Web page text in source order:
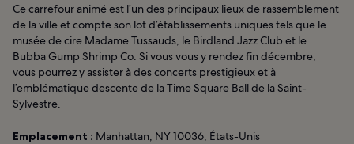
Ce carrefour animé est l’un des principaux lieux de rassemblement
de la ville et compte son lot d’établissements uniques tels que le
musée de cire Madame Tussauds, le Birdland Jazz Club et le
Bubba Gump Shrimp Co. Si vous vous y rendez fin décembre,
vous pourrez y assister à des concerts prestigieux et à
l’emblématique descente de la Time Square Ball de la Saint-
Sylvestre.
Emplacement : Manhattan, NY 10036, États-Unis